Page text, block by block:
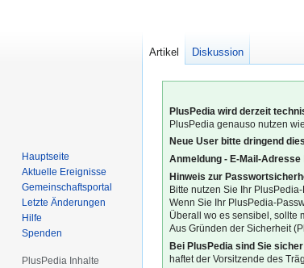
PlusPedia wird derzeit
PlusPedia genauso nutzen
Neue User bitte dringend
Anmeldung - E-Mail-Adresse
Hinweis zur
Bitte nutzen Sie Ihr
Wenn Sie Ihr PlusPedia-
Überall wo es sensibel, sollte
Aus Gründen der Sicherheit
Bei PlusPedia sind Sie
haftet der Vorsitzende des
Artikel Diskussion
Hauptseite
Aktuelle Ereignisse
Gemeinschafts­portal
Letzte Änderungen
Hilfe
Spenden
PlusPedia Inhalte